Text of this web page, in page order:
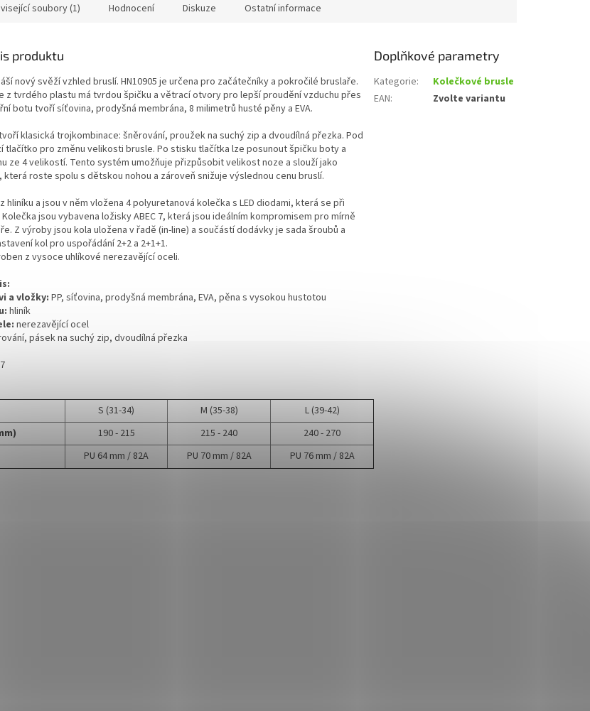
soubory (1) Hodnocení Diskuze Ostatní informace
produktu
nový svěží vzhled bruslí. HN10905 je určena pro začátečníky a pokročilé bruslaře.
z tvrdého plastu má tvrdou špičku a větrací otvory pro lepší proudění vzduchu přes
botu tvoří síťovina, prodyšná membrána, 8 milimetrů husté pěny a EVA.
klasická trojkombinace: šněrování, proužek na suchý zip a dvoudílná přezka. Pod
tlačítko pro změnu velikosti brusle. Po stisku tlačítka lze posunout špičku boty a
ze 4 velikostí. Tento systém umožňuje přizpůsobit velikost noze a slouží jako
která roste spolu s dětskou nohou a zároveň snižuje výslednou cenu bruslí.
hliníku a jsou v něm vložena 4 polyuretanová kolečka s LED diodami, která se při
jsou vybavena ložisky ABEC 7, která jsou ideálním kompromisem pro mírně
Z výroby jsou kola uložena v řadě (in-line) a součástí dodávky je sada šroubů a
kol pro uspořádání 2+2 a 2+1+1.
z vysoce uhlíkové nerezavějící oceli.
a vložky: PP, síťovina, prodyšná membrána, EVA, pěna s vysokou hustotou
hliník
nerezavějící ocel
pásek na suchý zip, dvoudílná přezka
S (31-34) M (35-38)
L (39-42)
190 - 215 215 - 240
240 - 270
PU 64 mm / 82A PU 70 mm / 82A PU 76 mm / 82A
Doplňkové parametry
Kategorie:
Kolečkové brusle
EAN: Zvolte variantu